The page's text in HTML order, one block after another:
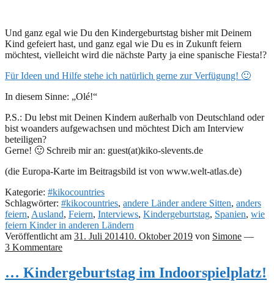
Und ganz egal wie Du den Kindergeburtstag bisher mit Deinem
Kind gefeiert hast, und ganz egal wie Du es in Zukunft feiern
möchtest, vielleicht wird die nächste Party ja eine spanische Fiesta!?
Für Ideen und Hilfe stehe ich natürlich gerne zur Verfügung! 🙂
In diesem Sinne: „Olé!“
P.S.: Du lebst mit Deinen Kindern außerhalb von Deutschland oder
bist woanders aufgewachsen und möchtest Dich am Interview
beteiligen?
Gerne! 🙂 Schreib mir an: guest(at)kiko-slevents.de
(die Europa-Karte im Beitragsbild ist von www.welt-atlas.de)
Kategorie: #kikocountries
Schlagwörter: #kikocountries, andere Länder andere Sitten, anders
feiern, Ausland, Feiern, Interviews, Kindergeburtstag, Spanien, wie
feiern Kinder in anderen Ländern
Veröffentlicht am 31. Juli 201410. Oktober 2019 von Simone —
3 Kommentare
… Kindergeburtstag im Indoorspielplatz!